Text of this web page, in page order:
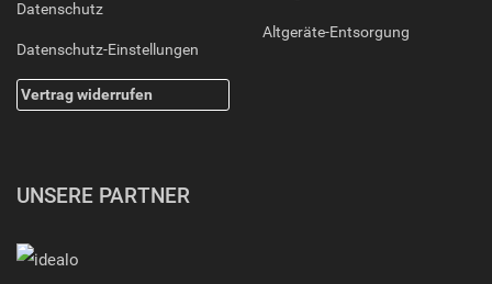
Datenschutz
Datenschutz-Einstellungen
Vertrag widerrufen
Altgeräte-Entsorgung
UNSERE PARTNER